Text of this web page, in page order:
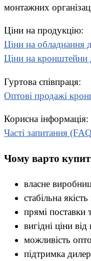
монтажних
Ціни на продукцію:
Ціни на обладнання
Ціни на кронштейни
Гуртова співпраця:
Оптові продажі
Корисна інформація:
Часті запитання
Чому варто
власне
стабільна
прямі поставки
вигідні ціни
можливість
підтримка